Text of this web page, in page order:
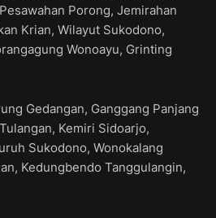
Porong, Jemirahan
Krian, Wilayut Sukodono,
Wonoayu, Grinting
Gedangan, Ganggang Panjang
Kemiri Sidoarjo,
Sukodono, Wonokalang
Kedungbendo Tanggulangin,